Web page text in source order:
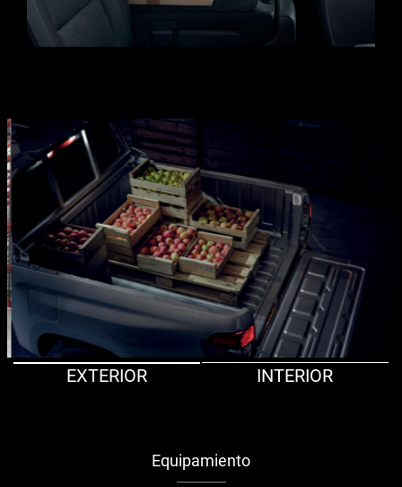
EXTERIOR INTERIOR
Equipamiento